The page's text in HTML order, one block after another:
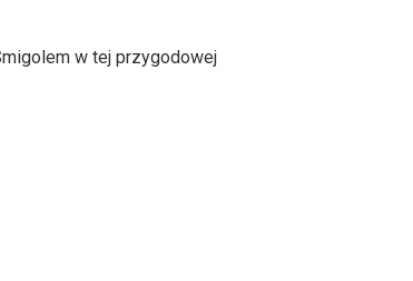
w tej przygodowej